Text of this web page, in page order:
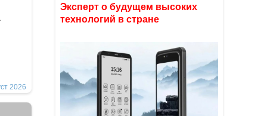
2026
Эксперт о будущем высоких
технологий в стране